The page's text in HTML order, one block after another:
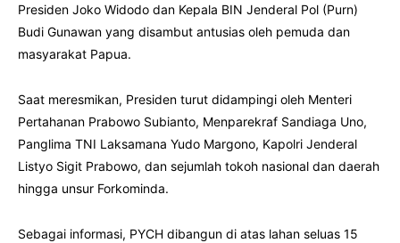
Presiden Joko Widodo dan Kepala BIN Jenderal Pol (Purn)
Budi Gunawan yang disambut antusias oleh pemuda dan
masyarakat Papua.
Saat meresmikan, Presiden turut didampingi oleh Menteri
Pertahanan Prabowo Subianto, Menparekraf Sandiaga Uno,
Panglima TNI Laksamana Yudo Margono, Kapolri Jenderal
Listyo Sigit Prabowo, dan sejumlah tokoh nasional dan daerah
hingga unsur Forkominda.
Sebagai informasi, PYCH dibangun di atas lahan seluas 15